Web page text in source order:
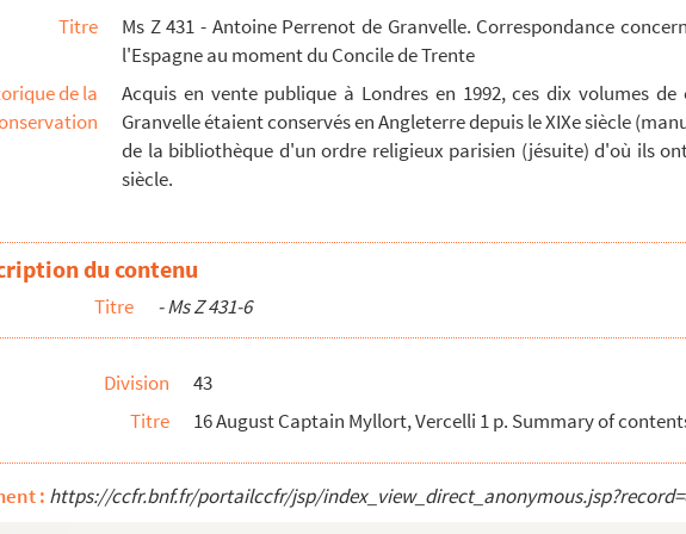
in Italian endorsed Seal - 31
in Italian endorsed Seal - 33
of contents in Italian endorsed - 35
contents in Italian endorsed - 37
of contents in Italian endorsed Seal - 3...
contents in Italian endorsed Seal - 41
51
Titre
Ms Z 431 - Antoine Perrenot de Granvelle. Correspondance
l'Espagne au moment du Concile de Trente
de la
Acquis en vente publique à Londres en 1992, ces dix volumes
Granvelle étaient conservés en Angleterre depuis le XIXe siècle
de la bibliothèque d'un ordre religieux parisien (jésuite) d'où ils
siècle.
du contenu
Titre - Ms Z 431-6
Division
43
Titre
16 August Captain Myllort, Vercelli 1 p. Summary of
: https://ccfr.bnf.fr/portailccfr/jsp/